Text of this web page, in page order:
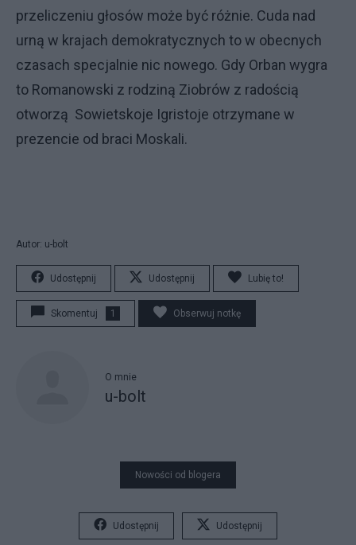
przeliczeniu głosów może być różnie. Cuda nad
urną w krajach demokratycznych to w obecnych
czasach specjalnie nic nowego. Gdy Orban wygra
to Romanowski z rodziną Ziobrów z radością
otworzą Sowietskoje Igristoje otrzymane w
prezencie od braci Moskali.
Autor: u-bolt
Udostępnij Udostępnij Lubię to!
Skomentuj 1 Obserwuj notkę
O mnie
u-bolt
Nowości od blogera
Udostępnij Udostępnij